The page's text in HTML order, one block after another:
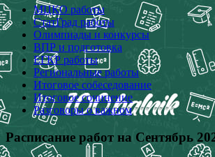
МЦКО работы
СтатГрад работы
Олимпиады и конкурсы
ВПР и подготовка
ЕГКР работы
Региональные работы
Итоговое собеседование
Итоговое сочинение
Разговоры о важном
Расписание работ на Сентябрь